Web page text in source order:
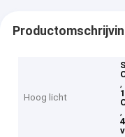
Hoog licht
,
,